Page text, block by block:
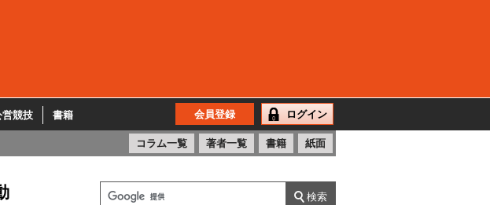
営競技 書籍 会員登録 ログイン
コラム一覧 著者一覧 書籍 紙面